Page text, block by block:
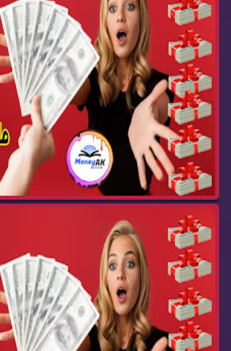
Money AK Gift BOX 90